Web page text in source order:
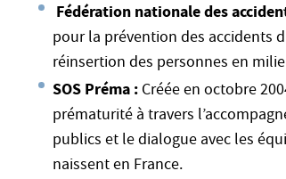
Fédération nationale des
pour la prévention des accidents
réinsertion des personnes en
SOS Préma : Créée en octobre
prématurité à travers
publics et le dialogue avec les
naissent en France.